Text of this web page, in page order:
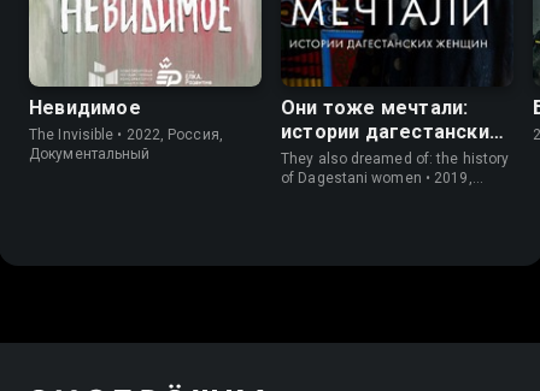
Невидимое
The Invisible • 2022, Россия,
Документальный
8.1
Они тоже мечтали:
истории дагестанских
женщин
They also dreamed of: the history
of Dagestani women • 2019,